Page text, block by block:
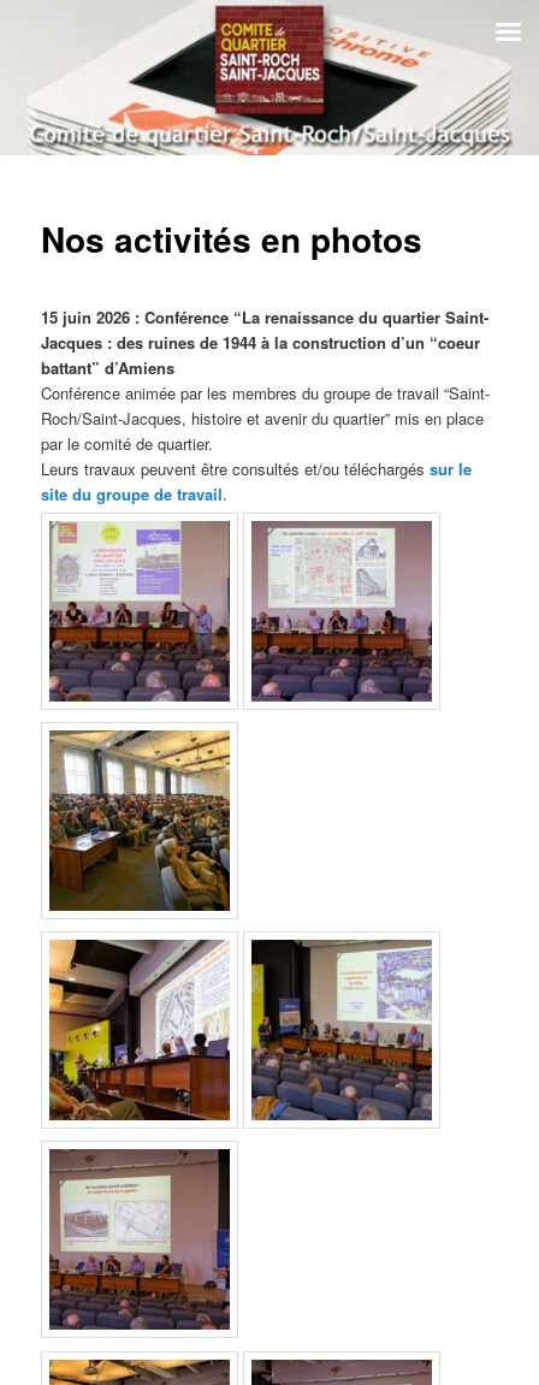
Comité de quartier Saint-Roch
Saint-Jacques | Amiens
Nos activités en photos
15 juin 2026 : Conférence “La renaissance du quartier Saint-
Jacques : des ruines de 1944 à la construction d’un “coeur
battant” d’Amiens
Conférence animée par les membres du groupe de travail “Saint-
Roch/Saint-Jacques, histoire et avenir du quartier” mis en place
par le comité de quartier.
Leurs travaux peuvent être consultés et/ou téléchargéssur le
site du groupe de travail.